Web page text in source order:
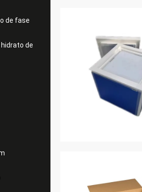
de fase
de